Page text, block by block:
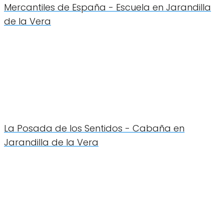
Mercantiles de España - Escuela en Jarandilla
de la Vera
La Posada de los Sentidos - Cabaña en
Jarandilla de la Vera